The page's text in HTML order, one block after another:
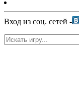
Вход из соц. сетей -